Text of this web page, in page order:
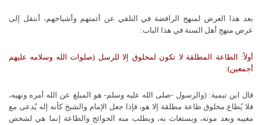
بعد هذا العرض لمنهج الرافضة في التلقي عن أئمتهم وأشياخهم، أنتقل إلى
عرض منهج أهل السنة في هذا الباب:
أولاً: الطاعة المطلقة لا تكون لمخلوق إلا للرسل (صلوات الله وسلامه عليهم
أجمعين):
قال ابن تيمية: (والرسول -صلى الله عليه وسلم- هو المبلغ عن الله أمره ونهيه،
فلا يُطاع مخلوق طاعة مطلقة إلا هو، فإذا جعل الإمام والشيخ كأنه إله يُدعى مع
مغيبه وبعد موته، ويستغاث به، ويطلب منه الحوائج والطاعة إنما هي لشخص